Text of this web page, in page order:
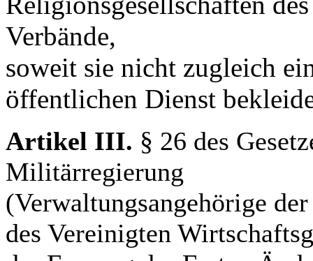
Verbände,
soweit sie nicht zugleich
öffentlichen Dienst
Artikel III. § 26 des
Militärregierung
(Verwaltungsangehörige
des Vereinigten